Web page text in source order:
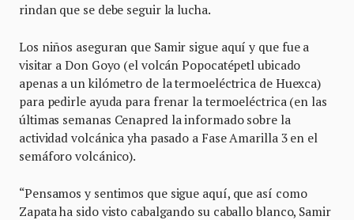
rindan que se debe seguir la lucha.
Los niños aseguran que Samir sigue aquí y que fue a
visitar a Don Goyo (el volcán Popocatépetl ubicado
apenas a un kilómetro de la termoeléctrica de Huexca)
para pedirle ayuda para frenar la termoeléctrica (en las
últimas semanas Cenapred la informado sobre la
actividad volcánica yha pasado a Fase Amarilla 3 en el
semáforo volcánico).
“Pensamos y sentimos que sigue aquí, que así como
Zapata ha sido visto cabalgando su caballo blanco, Samir